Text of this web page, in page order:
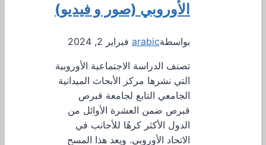
الأوروبي (صور و فيديو)
بواسطةarabic فبراير 2, 2024
تصنف الدراسة الاجتماعية الأوروبية
التي نشرها مركز الأبحاث الميدانية
الجامعي التابع لجامعة قبرص
قبرص ضمن العشرة الأوائل من
الدول الأكثر كرهًا للأجانب في
الاتحاد الأوروبي. ويعد هذا المسح